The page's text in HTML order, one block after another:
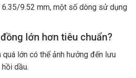
6.35/9.52 mm, một số dòng sử dụng
lớn hơn tiêu chuẩn?
lớn có thể ảnh hưởng đến lưu
dầu.